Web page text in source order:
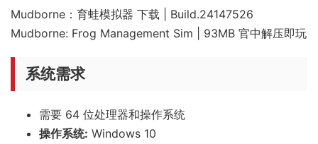
Mudborne：育蛙模拟器 下载 | Build.24147526
Mudborne: Frog Management Sim | 93MB 官中解压即玩
系统需求
需要 64 位处理器和操作系统
操作系统: Windows 10